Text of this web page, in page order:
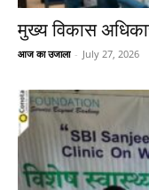
मुख्य विकास
आज का उजाला - July 27, 2026